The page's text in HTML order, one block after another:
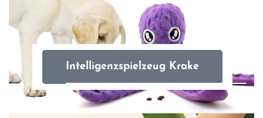
Intelligenzspielzeug Krake